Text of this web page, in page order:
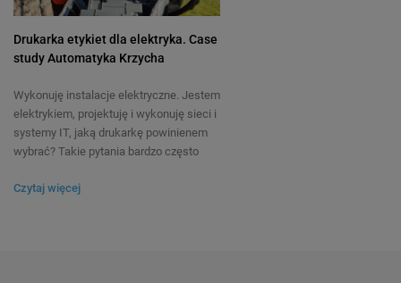
Drukarka etykiet dla elektryka. Case
study Automatyka Krzycha
Wykonuję instalacje elektryczne. Jestem
elektrykiem, projektuję i wykonuję sieci i
systemy IT, jaką drukarkę powinienem
wybrać? Takie pytania bardzo często
dlatego uznaliśmy, że ten wątek
Czytaj więcej